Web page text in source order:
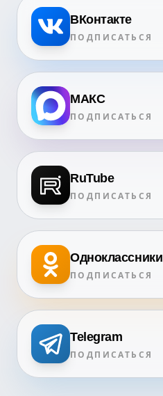
ВКонтакте
ПОДПИСАТЬСЯ
МАКС
ПОДПИСАТЬСЯ
RuTube
ПОДПИСАТЬСЯ
Одноклассники
ПОДПИСАТЬСЯ
Telegram
ПОДПИСАТЬСЯ